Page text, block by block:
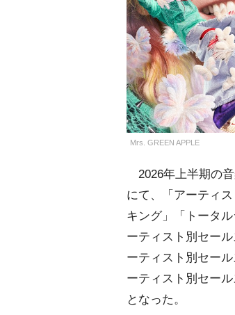
Mrs. GREEN APPLE
2026年上半期の音
にて、「アーティ
キング」「トータ
ーティスト別セー
ーティスト別セー
ーティスト別セー
となった。